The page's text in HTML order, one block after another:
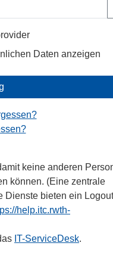
Daten anzeigen
keine anderen
können. (Eine zentrale
Dienste bieten ein
help.itc.rwth-
IT-ServiceDesk.